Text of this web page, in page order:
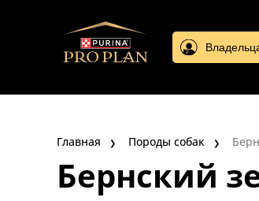
Главная Породы собак
Бернский